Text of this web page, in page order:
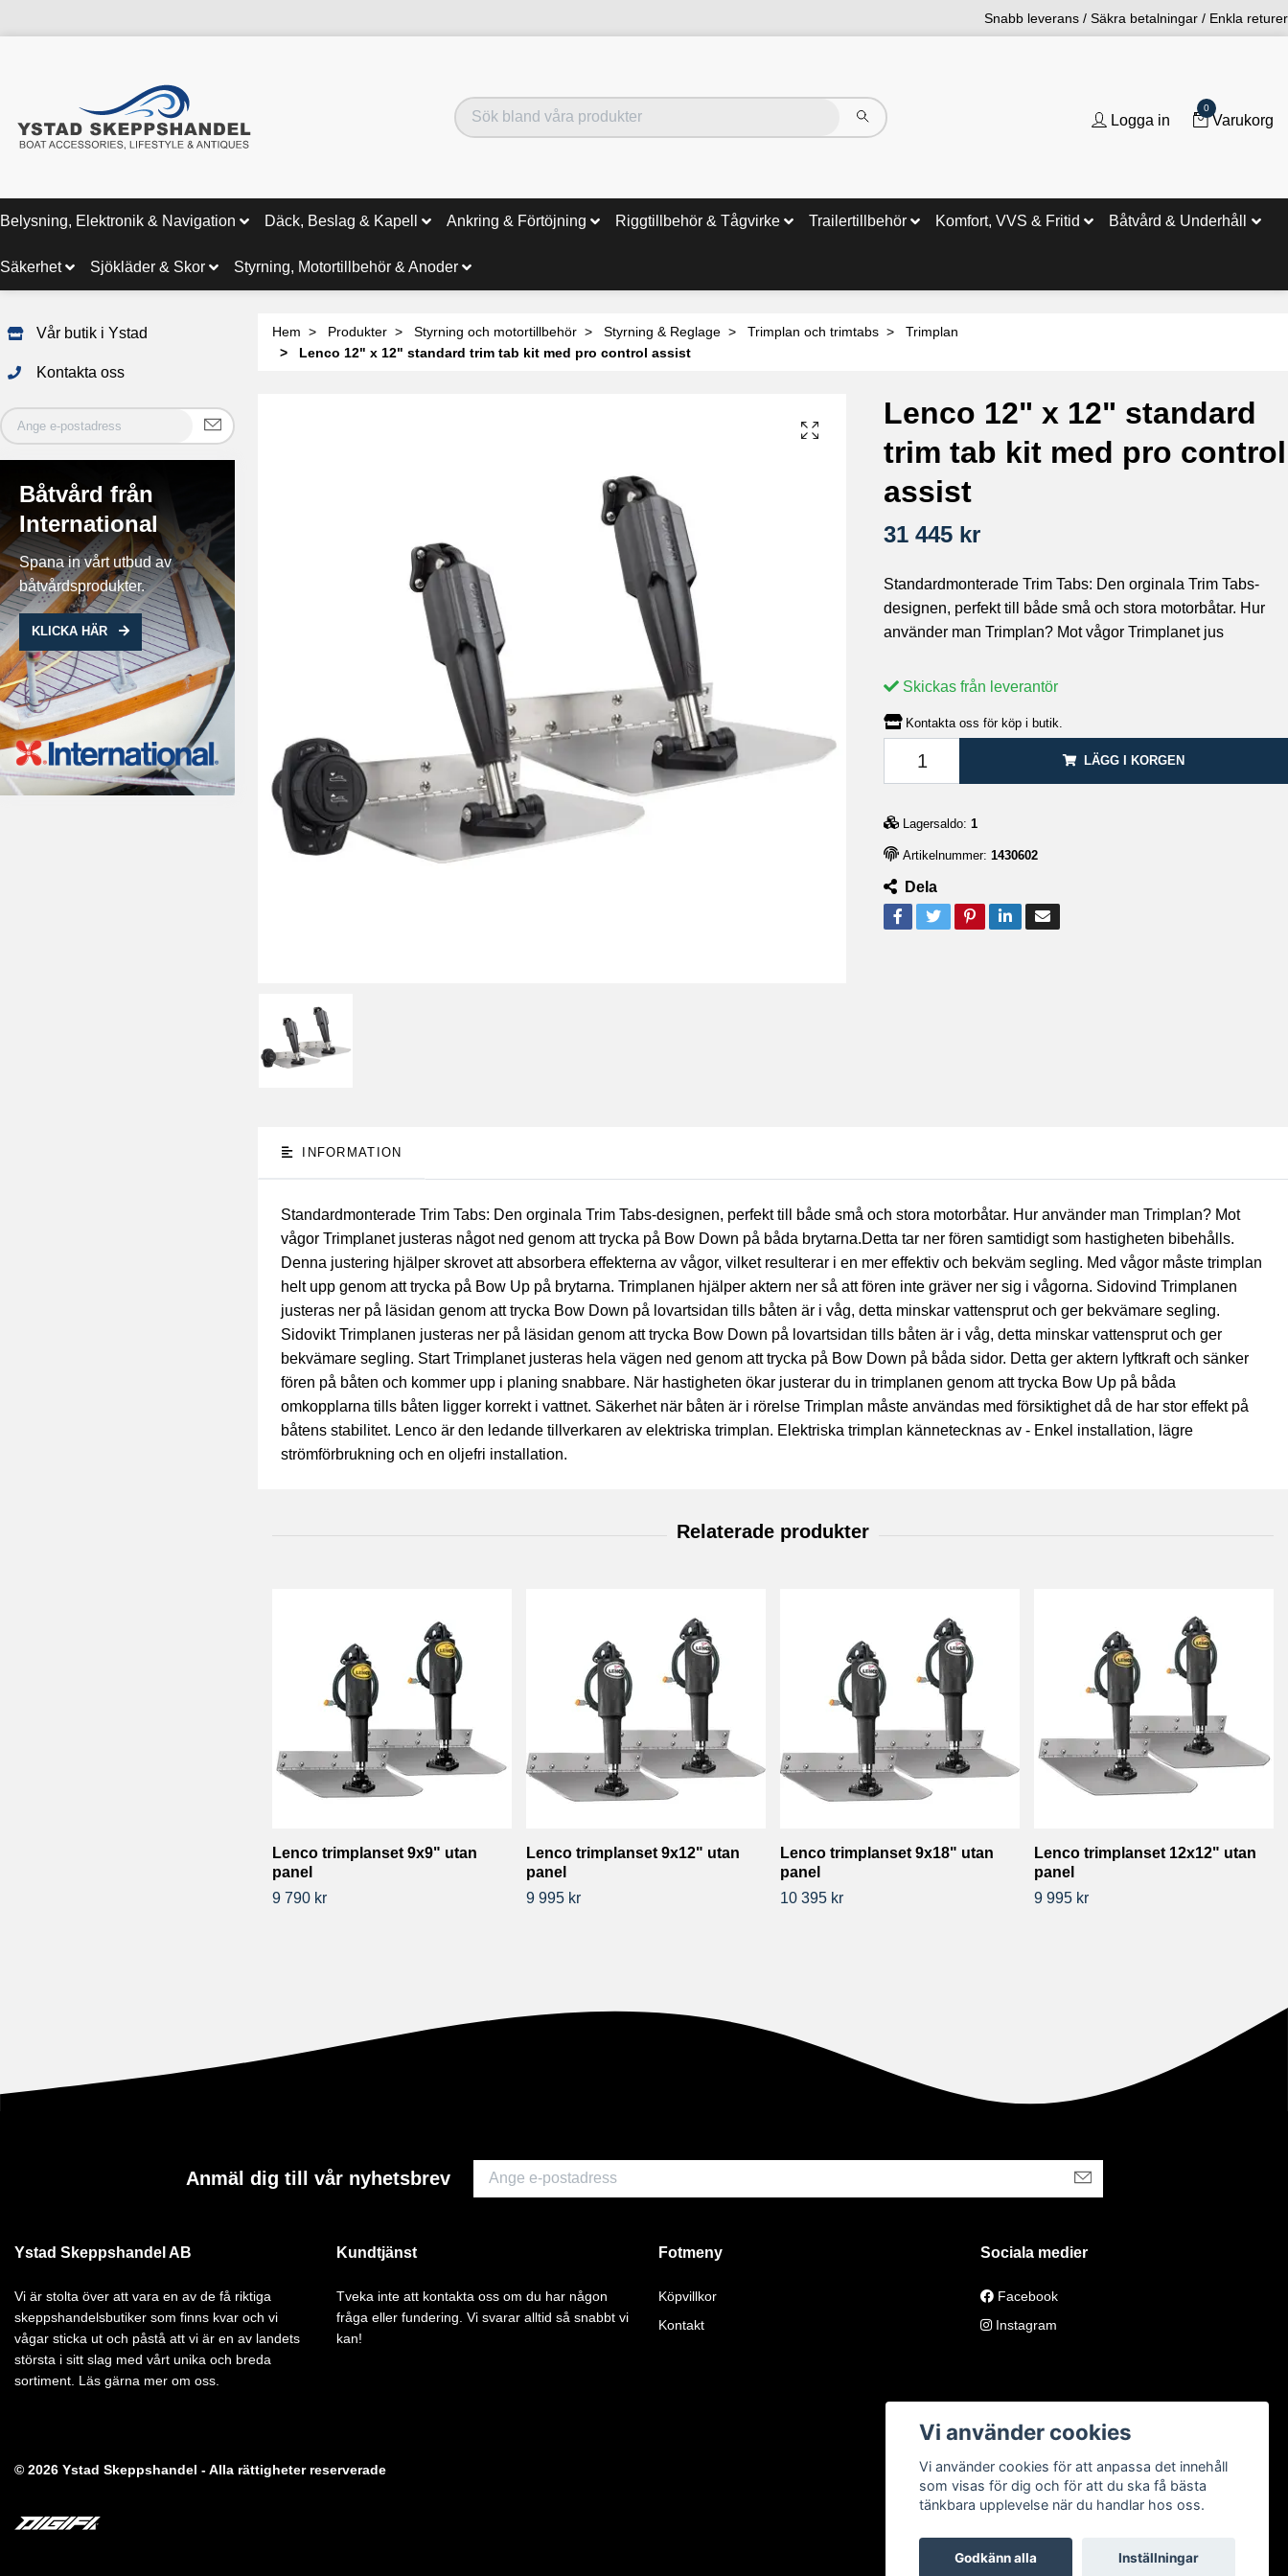
Snabb leverans / Säkra betalningar / Enkla returer
Logga in
0
Varukorg
Belysning, Elektronik & Navigation Däck, Beslag & Kapell Ankring & Förtöjning Riggtillbehör & Tågvirke Trailertillbehör Komfort, VVS & Fritid Båtvård & Underhåll
Säkerhet Sjökläder & Skor Styrning, Motortillbehör & Anoder
Vår butik i Ystad
Kontakta oss
Båtvård från
International
Spana in vårt utbud av
båtvårdsprodukter.
KLICKA HÄR
Hem Produkter Styrning och motortillbehör Styrning & Reglage Trimplan och trimtabs
Trimplan
Lenco 12" x 12" standard trim tab kit med pro control assist
Lenco 12" x 12" standard
trim tab kit med pro control
assist
31 445 kr
Standardmonterade Trim Tabs: Den orginala Trim Tabs-
designen, perfekt till både små och stora motorbåtar. Hur
använder man Trimplan? Mot vågor Trimplanet jus
Skickas från leverantör
Kontakta oss för köp i butik.
LÄGG I KORGEN
Lagersaldo: 1
Artikelnummer: 1430602
Dela
INFORMATION
Standardmonterade Trim Tabs: Den orginala Trim Tabs-designen, perfekt till både små och stora motorbåtar. Hur använder man Trimplan? Mot
vågor Trimplanet justeras något ned genom att trycka på Bow Down på båda brytarna.Detta tar ner fören samtidigt som hastigheten bibehålls.
Denna justering hjälper skrovet att absorbera effekterna av vågor, vilket resulterar i en mer effektiv och bekväm segling. Med vågor måste trimplan
helt upp genom att trycka på Bow Up på brytarna. Trimplanen hjälper aktern ner så att fören inte gräver ner sig i vågorna. Sidovind Trimplanen
justeras ner på läsidan genom att trycka Bow Down på lovartsidan tills båten är i våg, detta minskar vattensprut och ger bekvämare segling.
Sidovikt Trimplanen justeras ner på läsidan genom att trycka Bow Down på lovartsidan tills båten är i våg, detta minskar vattensprut och ger
bekvämare segling. Start Trimplanet justeras hela vägen ned genom att trycka på Bow Down på båda sidor. Detta ger aktern lyftkraft och sänker
fören på båten och kommer upp i planing snabbare. När hastigheten ökar justerar du in trimplanen genom att trycka Bow Up på båda
omkopplarna tills båten ligger korrekt i vattnet. Säkerhet när båten är i rörelse Trimplan måste användas med försiktighet då de har stor effekt på
båtens stabilitet. Lenco är den ledande tillverkaren av elektriska trimplan. Elektriska trimplan kännetecknas av - Enkel installation, lägre
strömförbrukning och en oljefri installation.
Lenco trimplanset 9x9" utan
panel
9 790 kr
Lenco trimplanset 9x12" utan
panel
9 995 kr
Lenco trimplanset 9x18" utan
panel
10 395 kr
Lenco trimplanset 12x12" utan
panel
9 995 kr
Anmäl dig till vår nyhetsbrev
Ystad Skeppshandel AB
Vi är stolta över att vara en av de få riktiga
skeppshandelsbutiker som finns kvar och vi
vågar sticka ut och påstå att vi är en av landets
största i sitt slag med vårt unika och breda
sortiment. Läs gärna mer om oss.
Kundtjänst
Tveka inte att kontakta oss om du har någon
fråga eller fundering. Vi svarar alltid så snabbt vi
kan!
Fotmeny
Köpvillkor
Kontakt
Sociala medier
Facebook
Instagram
© 2026 Ystad Skeppshandel - Alla rättigheter reserverade
Vi använder cookies
Vi använder cookies för att anpassa det innehåll
som visas för dig och för att du ska få bästa
tänkbara upplevelse när du handlar hos oss.
Godkänn alla Inställningar